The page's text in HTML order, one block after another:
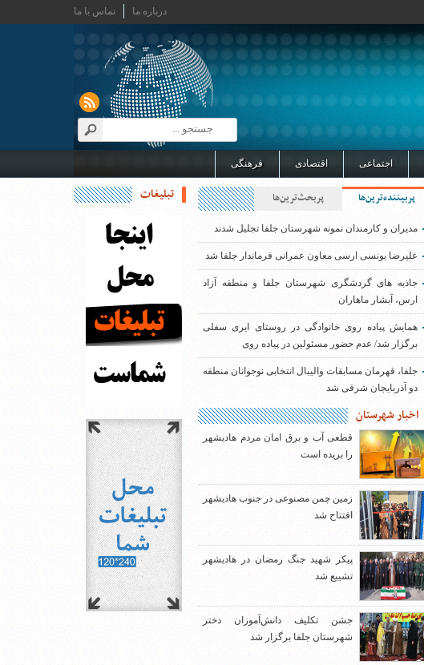
تماس با ما درباره ما
اجتماعی اقتصادی فرهنگی
تبلیغات پربیننده‌ترین‌ها پربحث‌ترین‌ها
مدیران و کارمندان نمونه شهرستان جلفا تجلیل شدند
علیرضا یونسی ارسی معاون عمرانی فرماندار جلفا شد
جاذبه های گردشگری شهرستان جلفا و منطقه آزاد
ارس، آبشار ماهاران
همایش پیاده روی خانوادگی در روستای ایری سفلی
برگزار شد/ عدم حضور مسئولین در پیاده روی
جلفا، قهرمان مسابقات والیبال انتخابی نوجوانان منطقه
دو آذربایجان شرقی شد
اخبار شهرستان
قطعی آب و برق امان مردم هادیشهر
را بریده است
زمین چمن مصنوعی در جنوب هادیشهر
افتتاح شد
پیکر شهید جنگ رمضان در هادیشهر
تشییع شد
جشن تکلیف دانش‌آموزان دختر
شهرستان جلفا برگزار شد